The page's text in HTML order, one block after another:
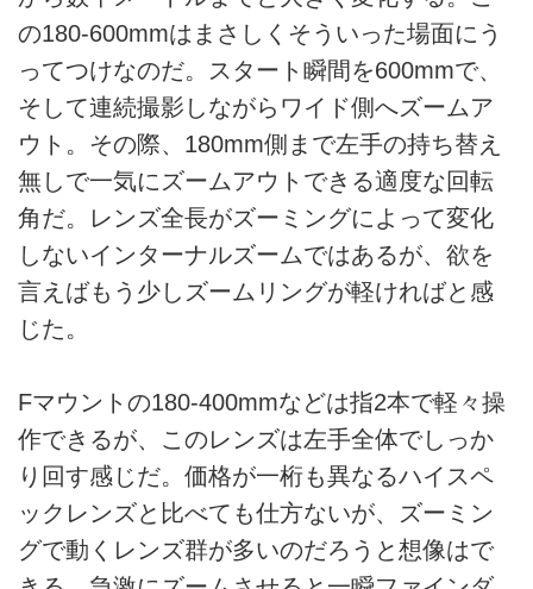
の180-600mmはまさしくそういった場面にう
ってつけなのだ。スタート瞬間を600mmで、
そして連続撮影しながらワイド側へズームア
ウト。その際、180mm側まで左手の持ち替え
無しで一気にズームアウトできる適度な回転
角だ。レンズ全長がズーミングによって変化
しないインターナルズームではあるが、欲を
言えばもう少しズームリングが軽ければと感
じた。
Fマウントの180-400mmなどは指2本で軽々操
作できるが、このレンズは左手全体でしっか
り回す感じだ。価格が一桁も異なるハイスペ
ックレンズと比べても仕方ないが、ズーミン
グで動くレンズ群が多いのだろうと想像はで